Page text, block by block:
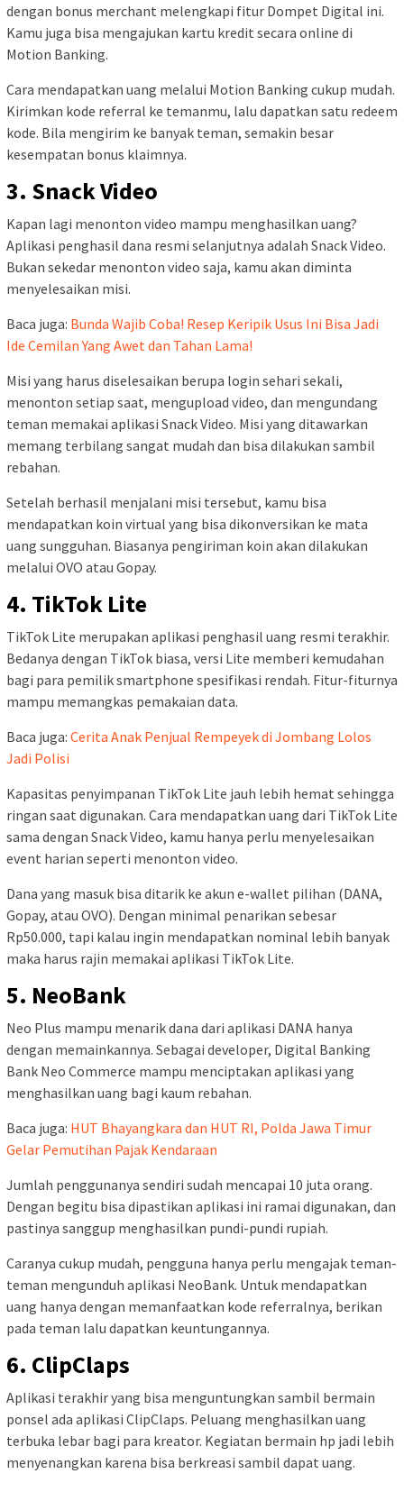
dengan bonus merchant melengkapi fitur Dompet Digital ini.
Kamu juga bisa mengajukan kartu kredit secara online di
Motion Banking.
Cara mendapatkan uang melalui Motion Banking cukup mudah.
Kirimkan kode referral ke temanmu, lalu dapatkan satu redeem
kode. Bila mengirim ke banyak teman, semakin besar
kesempatan bonus klaimnya.
3. Snack Video
Kapan lagi menonton video mampu menghasilkan uang?
Aplikasi penghasil dana resmi selanjutnya adalah Snack Video.
Bukan sekedar menonton video saja, kamu akan diminta
menyelesaikan misi.
Baca juga: Bunda Wajib Coba! Resep Keripik Usus Ini Bisa Jadi
Ide Cemilan Yang Awet dan Tahan Lama!
Misi yang harus diselesaikan berupa login sehari sekali,
menonton setiap saat, mengupload video, dan mengundang
teman memakai aplikasi Snack Video. Misi yang ditawarkan
memang terbilang sangat mudah dan bisa dilakukan sambil
rebahan.
Setelah berhasil menjalani misi tersebut, kamu bisa
mendapatkan koin virtual yang bisa dikonversikan ke mata
uang sungguhan. Biasanya pengiriman koin akan dilakukan
melalui OVO atau Gopay.
4. TikTok Lite
TikTok Lite merupakan aplikasi penghasil uang resmi terakhir.
Bedanya dengan TikTok biasa, versi Lite memberi kemudahan
bagi para pemilik smartphone spesifikasi rendah. Fitur-fiturnya
mampu memangkas pemakaian data.
Baca juga: Cerita Anak Penjual Rempeyek di Jombang Lolos
Jadi Polisi
Kapasitas penyimpanan TikTok Lite jauh lebih hemat sehingga
ringan saat digunakan. Cara mendapatkan uang dari TikTok Lite
sama dengan Snack Video, kamu hanya perlu menyelesaikan
event harian seperti menonton video.
Dana yang masuk bisa ditarik ke akun e-wallet pilihan (DANA,
Gopay, atau OVO). Dengan minimal penarikan sebesar
Rp50.000, tapi kalau ingin mendapatkan nominal lebih banyak
maka harus rajin memakai aplikasi TikTok Lite.
5. NeoBank
Neo Plus mampu menarik dana dari aplikasi DANA hanya
dengan memainkannya. Sebagai developer, Digital Banking
Bank Neo Commerce mampu menciptakan aplikasi yang
menghasilkan uang bagi kaum rebahan.
Baca juga: HUT Bhayangkara dan HUT RI, Polda Jawa Timur
Gelar Pemutihan Pajak Kendaraan
Jumlah penggunanya sendiri sudah mencapai 10 juta orang.
Dengan begitu bisa dipastikan aplikasi ini ramai digunakan, dan
pastinya sanggup menghasilkan pundi-pundi rupiah.
Caranya cukup mudah, pengguna hanya perlu mengajak teman-
teman mengunduh aplikasi NeoBank. Untuk mendapatkan
uang hanya dengan memanfaatkan kode referralnya, berikan
pada teman lalu dapatkan keuntungannya.
6. ClipClaps
Aplikasi terakhir yang bisa menguntungkan sambil bermain
ponsel ada aplikasi ClipClaps. Peluang menghasilkan uang
terbuka lebar bagi para kreator. Kegiatan bermain hp jadi lebih
menyenangkan karena bisa berkreasi sambil dapat uang.